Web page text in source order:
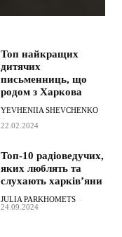
Топ найкращих
дитячих
письменниць, що
родом з Харкова
YEVHENIIA SHEVCHENKO
-
22.02.2024
Топ-10 радіоведучих,
яких люблять та
слухають харків’яни
JULIA PARKHOMETS -
24.09.2024